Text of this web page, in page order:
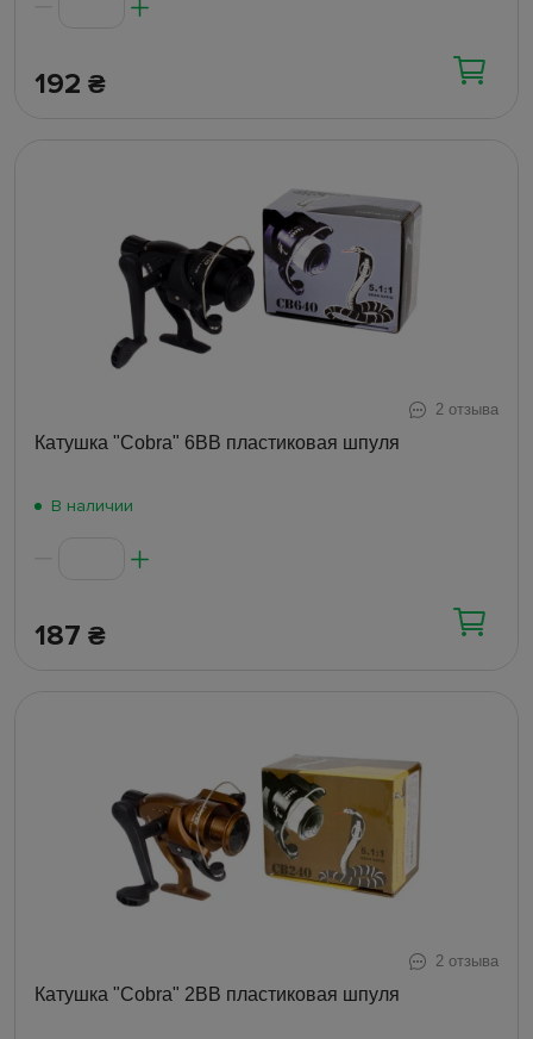
192 ₴
2 отзыва
Катушка "Cobra" 6ВВ пластиковая шпуля
В наличии
187 ₴
2 отзыва
Катушка "Cobra" 2ВВ пластиковая шпуля